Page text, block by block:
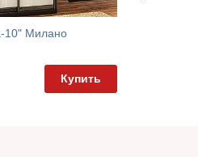
10" Милано
Купить